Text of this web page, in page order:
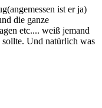
ist er ja)
die ganze
etc.... weiß jemand
sollte. Und natürlich was